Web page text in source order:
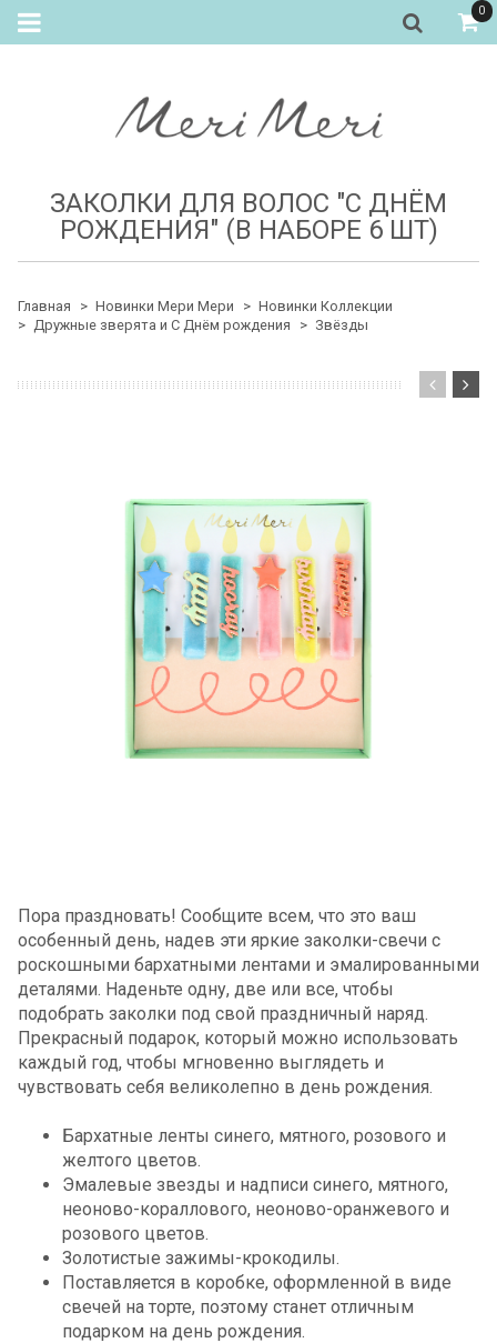
0
ЗАКОЛКИ ДЛЯ ВОЛОС "С ДНЁМ
РОЖДЕНИЯ" (В НАБОРЕ 6 ШТ)
Главная Новинки Мери Мери
Новинки Коллекции
Дружные зверята и С Днём рождения
Звёзды
Пора праздновать! Сообщите всем, что это ваш
особенный день, надев эти яркие заколки-свечи с
роскошными бархатными лентами и эмалированными
деталями. Наденьте одну, две или все, чтобы
подобрать заколки под свой праздничный наряд.
Прекрасный подарок, который можно использовать
каждый год, чтобы мгновенно выглядеть и
чувствовать себя великолепно в день рождения.
Бархатные ленты синего, мятного, розового и
желтого цветов.
Эмалевые звезды и надписи синего, мятного,
неоново-кораллового, неоново-оранжевого и
розового цветов.
Золотистые зажимы-крокодилы.
Поставляется в коробке, оформленной в виде
свечей на торте, поэтому станет отличным
подарком на день рождения.